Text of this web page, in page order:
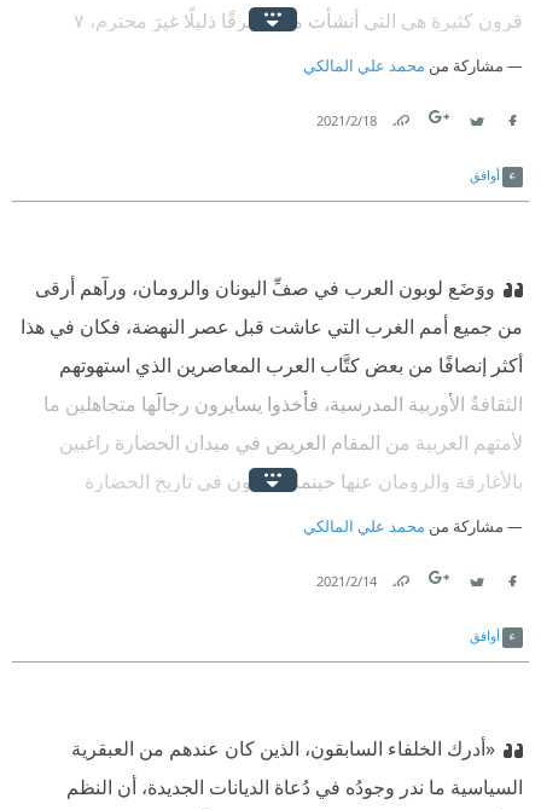
قرون كثيرة هي التي أنشأت منهم عِرقًا ذليلًا غيرَ محترم، ٧
وعندي أن كل أمة تكون عُرضةً لمثل ما أصاب اليهود، ولا تعرفُ
تصير كما صار إليه اليهود لا محالة.
مشاركة من محمد علي المالكي
18‏/2‏/2021
أوافق
ووَضَع لوبون العرب في صفِّ اليونان والرومان، ورآهم أرقى
من جميع أمم الغرب التي عاشت قبل عصر النهضة، فكان في هذا
أكثر إنصافًا من بعض كتَّاب العرب المعاصرين الذي استهوتهم
الثقافةُ الأوربية المدرسية، فأخذوا يسايرون رجالَها متجاهلين ما
لأمتهم العربية من المقام العريض في ميدان الحضارة راغبين
بالأغارقة والرومان عنها حينما يتكلمون في تاريخ الحضارة
العالمية.
مشاركة من محمد علي المالكي
14‏/2‏/2021
أوافق
«أدرك الخلفاء السابقون، الذين كان عندهم من العبقرية
السياسية ما ندر وجودُه في دُعاة الديانات الجديدة، أن النظم